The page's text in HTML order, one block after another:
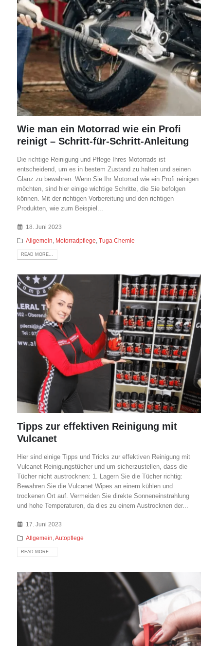
Wie man ein Motorrad wie ein Profi
reinigt – Schritt-für-Schritt-Anleitung
Die richtige Reinigung und Pflege Ihres Motorrads ist
entscheidend, um es in bestem Zustand zu halten und seinen
Glanz zu bewahren. Wenn Sie Ihr Motorrad wie ein Profi reinigen
möchten, sind hier einige wichtige Schritte, die Sie befolgen
können. Mit der richtigen Vorbereitung und den richtigen
Produkten, wie zum Beispiel...
18. Juni 2023
Allgemein Motorradpflege Tuga Chemie
READ MORE...
Tipps zur effektiven Reinigung mit
Vulcanet
Hier sind einige Tipps und Tricks zur effektiven Reinigung mit
Vulcanet Reinigungstücher und um sicherzustellen, dass die
Tücher nicht austrocknen: 1. Lagern Sie die Tücher richtig:
Bewahren Sie die Vulcanet Wipes an einem kühlen und
trockenen Ort auf. Vermeiden Sie direkte Sonneneinstrahlung
und hohe Temperaturen, da dies zu einem Austrocknen der...
17. Juni 2023
Allgemein Autopflege
READ MORE...